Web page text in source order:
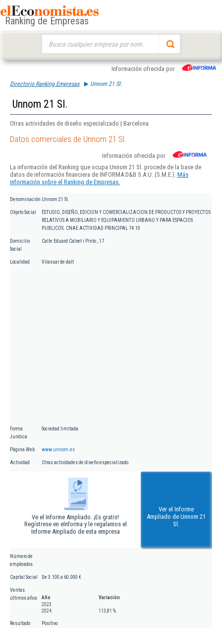
Ranking de Empresas
Información ofrecida por
Directorio Ranking Empresas Unnom 21 Sl.
Unnom 21 Sl.
Otras actividades de diseño especializado | Barcelona
Datos comerciales de Unnom 21 Sl.
Información ofrecida por
La información del Ranking que ocupa Unnom 21 Sl. procede de la base de
datos de información financiera de INFORMA D&B S.A.U. (S.M.E.). Más
información sobre el Ranking de Empresas.
Denominación Unnom 21 Sl.
Objeto Social
ESTUDIO, DISEÑO, EDICION Y COMERCIALIZACION DE PRODUCTOS Y PROYECTOS
RELATIVOS A MOBILIARIO Y EQUIPAMIENTO URBANO Y PARA ESPACIOS
PUBLICOS. CNAE ACTIVIDAD PRINCIPAL 74.10
Domicilio
Social
Calle Eduard Calvet i Pinto , 17
Localidad Vilassar de dalt
Forma
Jurídica
Sociedad limitada
Página Web www.unnom.es
Actividad Otras actividades de diseño especializado
Ve el Informe Ampliado. ¡Es gratis!
Regístrese en eInforma y le regalamos el
Informe Ampliado de esta empresa
Ver el Informe
Ampliado de Unnom 21
Sl.
Número de
empleados
Capital Social De 3.100 a 60.000 €
Ventas
últimos años
Año
Variación
2023
2024
113,81 %
Resultado
Positivo